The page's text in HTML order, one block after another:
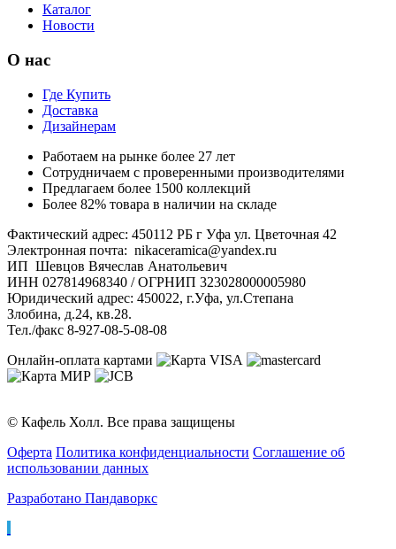
Каталог
Новости
О нас
Где Купить
Доставка
Дизайнерам
Работаем на рынке более 27 лет
Сотрудничаем с проверенными производителями
Предлагаем более 1500 коллекций
Более 82% товара в наличии на складе
Фактический адрес: 450112 РБ г Уфа ул. Цветочная 42
Электронная почта: nikaceramica@yandex.ru
ИП Шевцов Вячеслав Анатольевич
ИНН 027814968340 / ОГРНИП 323028000005980
Юридический адрес: 450022, г.Уфа, ул.Степана
Злобина, д.24, кв.28.
Тел./факс 8-927-08-5-08-08
Онлайн-оплата картами
© Кафель Холл. Все права защищены
Оферта Политика конфиденциальности Соглашение об
использовании данных
Разработано Пандаворкс